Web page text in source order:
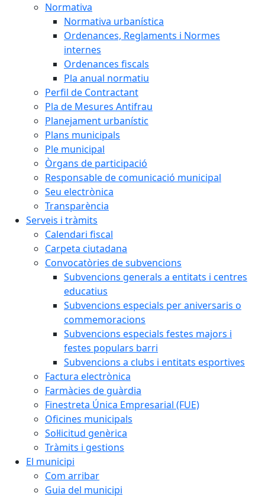
Normativa
Normativa urbanística
Ordenances, Reglaments i Normes
internes
Ordenances fiscals
Pla anual normatiu
Perfil de Contractant
Pla de Mesures Antifrau
Planejament urbanístic
Plans municipals
Ple municipal
Òrgans de participació
Responsable de comunicació municipal
Seu electrònica
Transparència
Serveis i tràmits
Calendari fiscal
Carpeta ciutadana
Convocatòries de subvencions
Subvencions generals a entitats i centres
educatius
Subvencions especials per aniversaris o
commemoracions
Subvencions especials festes majors i
festes populars barri
Subvencions a clubs i entitats esportives
Factura electrònica
Farmàcies de guàrdia
Finestreta Única Empresarial (FUE)
Oficines municipals
Sol·licitud genèrica
Tràmits i gestions
El municipi
Com arribar
Guia del municipi